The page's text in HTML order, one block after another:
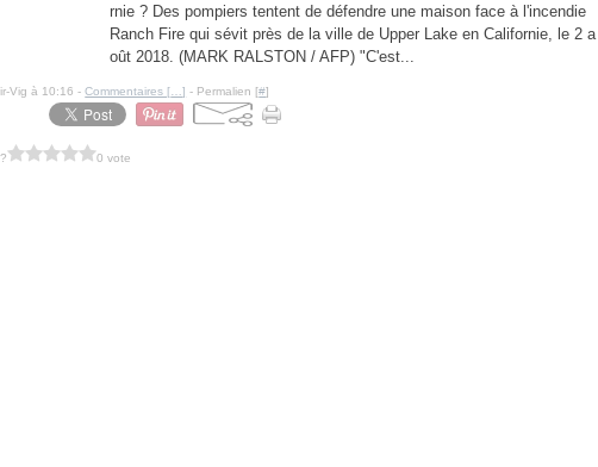
rnie ? Des pompiers tentent de défendre une maison face à l'incendie
Ranch Fire qui sévit près de la ville de Upper Lake en Californie, le 2 a
oût 2018. (MARK RALSTON / AFP) "C'est...
Vig à 10:16 -Commentaires [ …] - Permalien [#]
0 vote